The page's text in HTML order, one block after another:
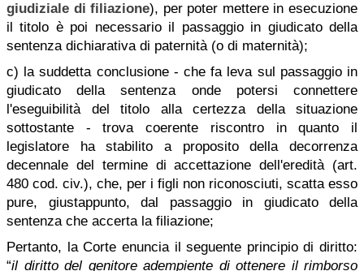
giudiziale di filiazione), per poter mettere in esecuzione
il titolo è poi necessario il passaggio in giudicato della
sentenza dichiarativa di paternità (o di maternità);
c) la suddetta conclusione - che fa leva sul passaggio in
giudicato della sentenza onde potersi connettere
l'eseguibilità del titolo alla certezza della situazione
sottostante - trova coerente riscontro in quanto il
legislatore ha stabilito a proposito della decorrenza
decennale del termine di accettazione dell'eredità (art.
480 cod. civ.), che, per i figli non riconosciuti, scatta esso
pure, giustappunto, dal passaggio in giudicato della
sentenza che accerta la filiazione;
Pertanto, la Corte enuncia il seguente principio di diritto:
“il diritto del genitore adempiente di ottenere il rimborso